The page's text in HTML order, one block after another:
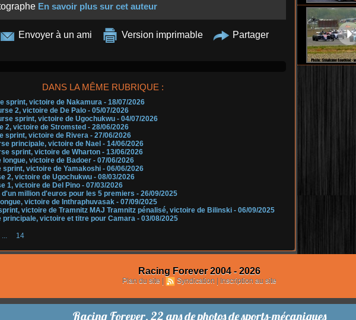
En savoir plus sur cet auteur
Envoyer à un ami Version imprimable Partager
DANS LA MÊME RUBRIQUE :
sprint, victoire de Nakamura - 18/07/2026
2, victoire de De Palo - 05/07/2026
sprint, victoire de Ugochukwu - 04/07/2026
2, victoire de Stromsted - 28/06/2026
sprint, victoire de Rivera - 27/06/2026
principale, victoire de Nael - 14/06/2026
sprint, victoire de Wharton - 13/06/2026
longue, victoire de Badoer - 07/06/2026
sprint, victoire de Yamakoshi - 06/06/2026
2, victoire de Ugochukwu - 08/03/2026
1, victoire de Del Pino - 07/03/2026
d'un million d'euros pour les 5 premiers - 26/09/2025
victoire de Inthraphuvasak - 07/09/2025
victoire de Tramnitz MAJ Tramnitz pénalisé, victoire de Bilinski - 06/09/2025
principale, victoire et titre pour Camara - 03/08/2025
... 14
Racing Forever 2004 - 2026
Plan du site Syndication Inscription au site
Racing Forever, 22 ans de photos de sports-mécaniques